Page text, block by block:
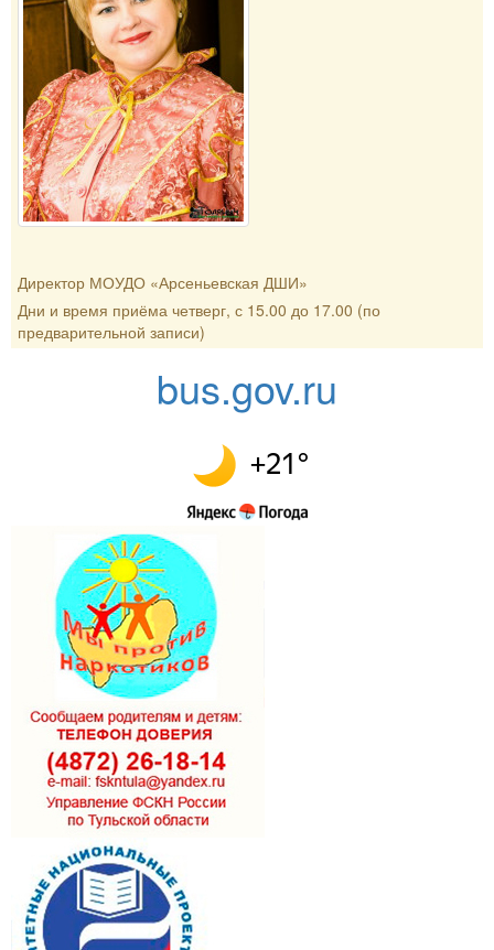
Директор МОУДО «Арсеньевская ДШИ»
Дни и время приёма четверг, с 15.00 до 17.00 (по
предварительной записи)
bus.gov.ru